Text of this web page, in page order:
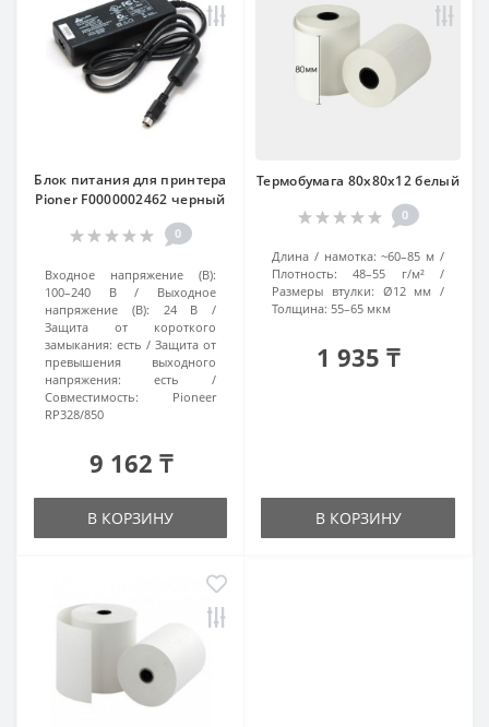
Блок питания для принтера
Pioner F0000002462 черный
0
Входное напряжение (В):
100–240 В
Выходное
напряжение (В):
24 В
Защита от короткого
замыкания: есть
Защита от
превышения выходного
напряжения:
есть
Совместимость:
Pioneer
RP328/850
9 162 ₸
В КОРЗИНУ
Термобумага 80х80x12 белый
0
Длина / намотка: ~60–85 м
Плотность:
48–55 г/м²
Размеры втулки: Ø12 мм
Толщина: 55–65 мкм
1 935 ₸
В КОРЗИНУ